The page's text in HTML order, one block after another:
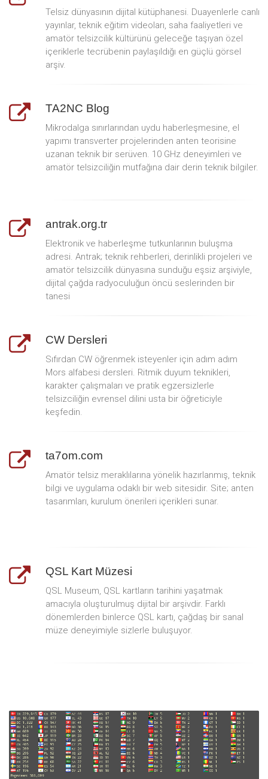
Telsiz dünyasının dijital kütüphanesi. Duayenlerle canlı
yayınlar, teknik eğitim videoları, saha faaliyetleri ve
amatör telsizcilik kültürünü geleceğe taşıyan özel
içeriklerle tecrübenin paylaşıldığı en güçlü görsel
arşiv.
TA2NC Blog
Mikrodalga sınırlarından uydu haberleşmesine, el
yapımı transverter projelerinden anten teorisine
uzanan teknik bir serüven. 10 GHz deneyimleri ve
amatör telsizciliğin mutfağına dair derin teknik bilgiler.
antrak.org.tr
Elektronik ve haberleşme tutkunlarının buluşma
adresi. Antrak; teknik rehberleri, derinlikli projeleri ve
amatör telsizcilik dünyasına sunduğu eşsiz arşiviyle,
dijital çağda radyoculuğun öncü seslerinden bir
tanesi
CW Dersleri
Sıfırdan CW öğrenmek isteyenler için adım adım
Mors alfabesi dersleri. Ritmik duyum teknikleri,
karakter çalışmaları ve pratik egzersizlerle
telsizciliğin evrensel dilini usta bir öğreticiyle
keşfedin.
ta7om.com
Amatör telsiz meraklılarına yönelik hazırlanmış, teknik
bilgi ve uygulama odaklı bir web sitesidir. Site; anten
tasarımları, kurulum önerileri içerikleri sunar.
QSL Kart Müzesi
QSL Museum, QSL kartların tarihini yaşatmak
amacıyla oluşturulmuş dijital bir arşivdir. Farklı
dönemlerden binlerce QSL kartı, çağdaş bir sanal
müze deneyimiyle sizlerle buluşuyor.